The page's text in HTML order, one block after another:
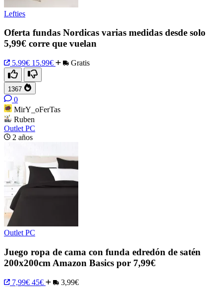
Lefties
Oferta fundas Nordicas varias medidas desde solo
5,99€ corre que vuelan
5.99€ 15.99€ Gratis
1367
0
MirY_oFerTas
Ruben
Outlet PC
2 años
Outlet PC
Juego ropa de cama con funda edredón de satén
200x200cm Amazon Basics por 7,99€
7,99€ 45€ 3,99€